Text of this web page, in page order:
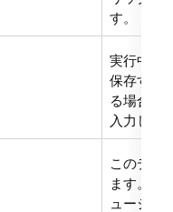
す。
実行中の
保存する
る場合は
入力しま
このディ
ます。一
ューショ